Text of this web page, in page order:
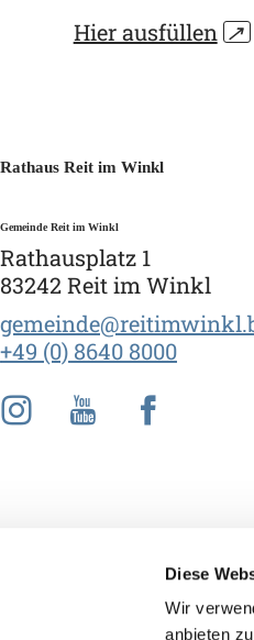
Diese
Wir
anbieten
Hier ausfüllen ↗
Rathaus Reit im Winkl
Gemeinde Reit im Winkl
Rathausplatz 1
83242 Reit im Winkl
+49 (0) 8640 8000